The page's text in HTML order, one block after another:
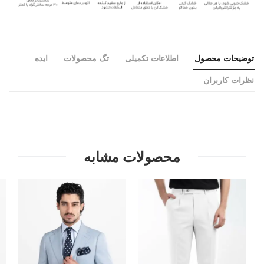
توضیحات محصول اطلاعات تکمیلی تگ محصولات ایده
نظرات کاربران
محصولات مشابه